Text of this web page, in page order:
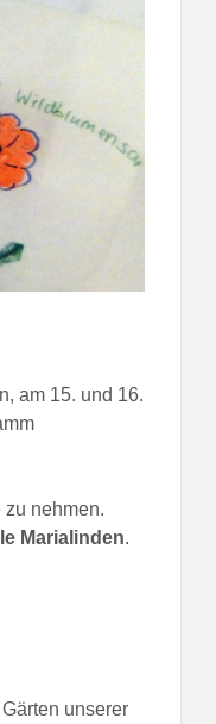
am 15. und 16.
nehmen.
Marialinden.
unserer